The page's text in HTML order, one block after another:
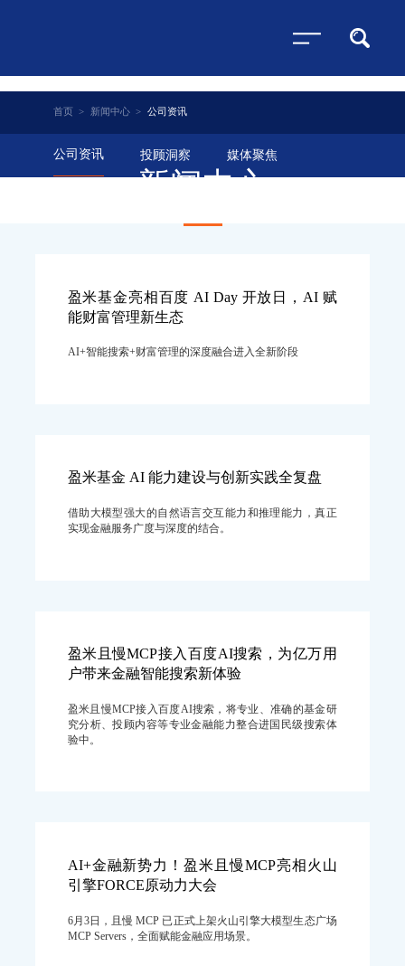
新闻中心
首页 > 新闻中心 > 公司资讯
公司资讯 投顾洞察 媒体聚焦
盈米基金亮相百度 AI Day 开放日，AI 赋
能财富管理新生态
AI+智能搜索+财富管理的深度融合进入全新阶段
盈米基金 AI 能力建设与创新实践全复盘
借助大模型强大的自然语言交互能力和推理能力，真正
实现金融服务广度与深度的结合。
盈米且慢MCP接入百度AI搜索，为亿万用
户带来金融智能搜索新体验
盈米且慢MCP接入百度AI搜索，将专业、准确的基金研
究分析、投顾内容等专业金融能力整合进国民级搜索体
验中。
AI+金融新势力！盈米且慢MCP亮相火山
引擎FORCE原动力大会
6月3日，且慢 MCP 已正式上架火山引擎大模型生态广场
MCP Servers，全面赋能金融应用场景。